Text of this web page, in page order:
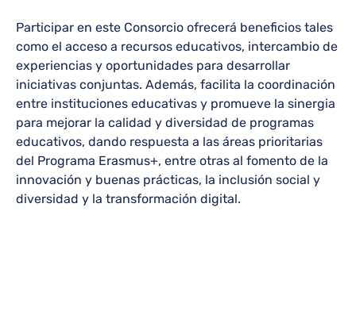
Participar en este Consorcio ofrecerá beneficios tales
como el acceso a recursos educativos, intercambio de
experiencias y oportunidades para desarrollar
iniciativas conjuntas. Además, facilita la coordinación
entre instituciones educativas y promueve la sinergia
para mejorar la calidad y diversidad de programas
educativos, dando respuesta a las áreas prioritarias
del Programa Erasmus+, entre otras al fomento de la
innovación y buenas prácticas, la inclusión social y
diversidad y la transformación digital.